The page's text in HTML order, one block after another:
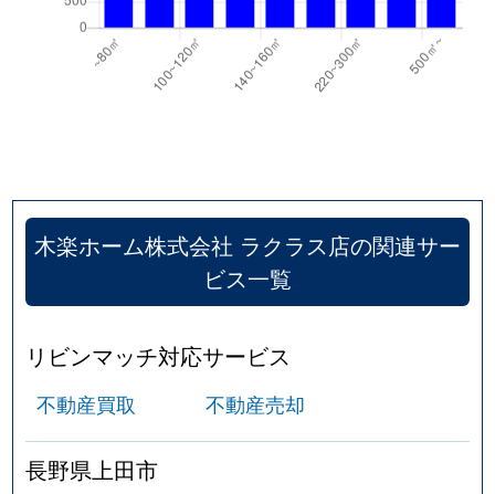
木楽ホーム株式会社 ラクラス店の関連サー
ビス一覧
リビンマッチ対応サービス
不動産買取 不動産売却
長野県上田市